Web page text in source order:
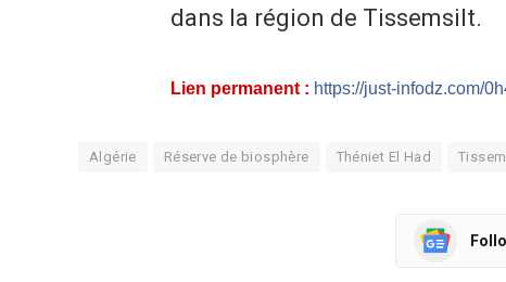
dans la région de Tissemsilt.
Lien permanent : https://just-infodz.com/
Algérie Réserve de biosphère Théniet El Had